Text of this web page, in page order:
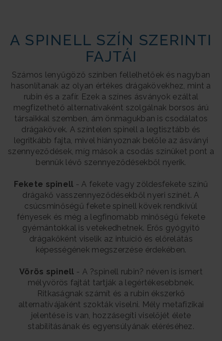
A SPINELL SZÍN SZERINTI
FAJTÁI
Számos lenyűgöző színben fellelhetőek és nagyban
hasonlítanak az olyan értékes drágakövekhez, mint a
rubin és a zafír. Ezek a színes ásványok ezáltal
megfizethető alternatívaként szolgálnak borsos árú
társaikkal szemben, ám önmagukban is csodálatos
drágakövek. A színtelen spinell a legtisztább és
legritkább fajta, mivel hiányoznak belőle az ásványi
szennyeződések, míg mások a csodás színüket pont a
bennük lévő szennyeződésekből nyerik.
Fekete spinell - A fekete vagy zöldesfekete színű
drágakő vasszennyeződésekből nyeri színét. A
csúcsminőségű fekete spinell kövek rendkívül
fényesek és még a legfinomabb minőségű fekete
gyémántokkal is vetekedhetnek. Erős gyógyító
drágakőként viselik az intuíció és előrelátás
képességének megszerzése érdekében.
Vörös spinell - A ?spinell rubin? néven is ismert
mélyvörös fajtát tartják a legértékesebbnek.
Ritkaságnak számít és a rubin ékszerkő
alternatívájaként szokták viselni. Mély metafizikai
jelentése is van, hozzásegíti viselőjét élete
stabilitásának és egyensúlyának eléréséhez.